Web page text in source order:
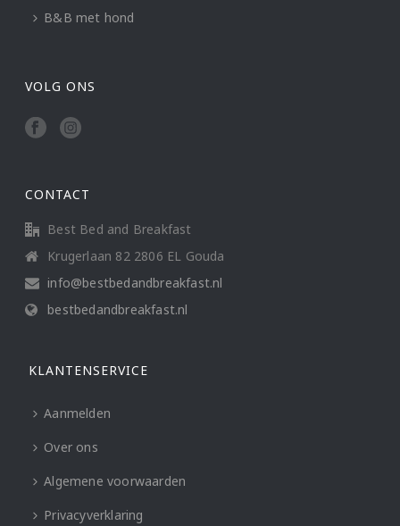
B&B met hond
VOLG ONS
CONTACT
Best Bed and Breakfast
Krugerlaan 82 2806 EL Gouda
info@bestbedandbreakfast.nl
bestbedandbreakfast.nl
KLANTENSERVICE
Aanmelden
Over ons
Algemene voorwaarden
Privacyverklaring